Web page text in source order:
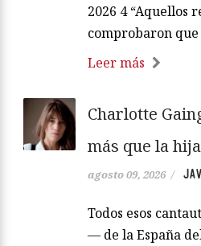
2026 4 “Aquellos
comprobaron
Leer más
Charlotte
más que la
agosto 09, 2026 /
Todos esos
— de la España